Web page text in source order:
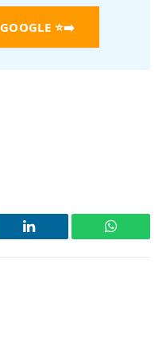
⭐➡️
LinkedIn